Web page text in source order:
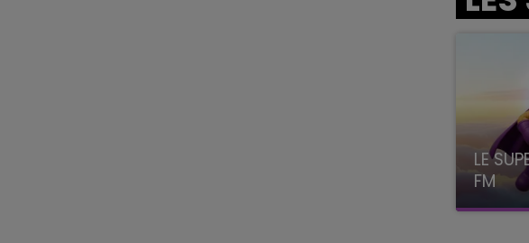
LE
FM
avec